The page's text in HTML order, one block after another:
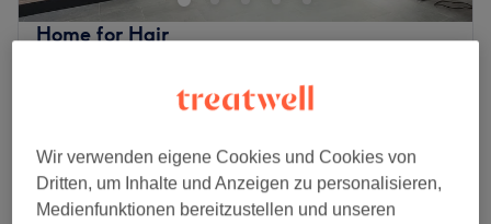
Home for Hair
Auf Karte anzeigen
Damen - Milkshake / Glossing
20 Min.
35 €
Wir verwenden eigene Cookies und Cookies von
Dritten, um Inhalte und Anzeigen zu personalisieren,
Medienfunktionen bereitzustellen und unseren